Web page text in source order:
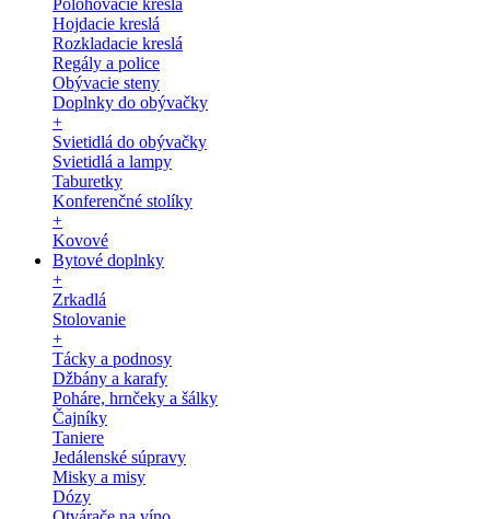
Polohovacie kreslá
Hojdacie kreslá
Rozkladacie kreslá
Regály a police
Obývacie steny
Doplnky do obývačky
+
Svietidlá do obývačky
Svietidlá a lampy
Taburetky
Konferenčné stolíky
+
Kovové
Bytové doplnky
+
Zrkadlá
Stolovanie
+
Tácky a podnosy
Džbány a karafy
Poháre, hrnčeky a šálky
Čajníky
Taniere
Jedálenské súpravy
Misky a misy
Dózy